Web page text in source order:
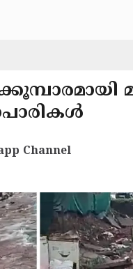
Channel